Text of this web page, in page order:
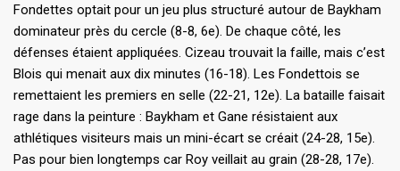
Fondettes optait pour un jeu plus structuré autour de Baykham
dominateur près du cercle (8-8, 6e). De chaque côté, les
défenses étaient appliquées. Cizeau trouvait la faille, mais c’est
Blois qui menait aux dix minutes (16-18). Les Fondettois se
remettaient les premiers en selle (22-21, 12e). La bataille faisait
rage dans la peinture : Baykham et Gane résistaient aux
athlétiques visiteurs mais un mini-écart se créait (24-28, 15e).
Pas pour bien longtemps car Roy veillait au grain (28-28, 17e).